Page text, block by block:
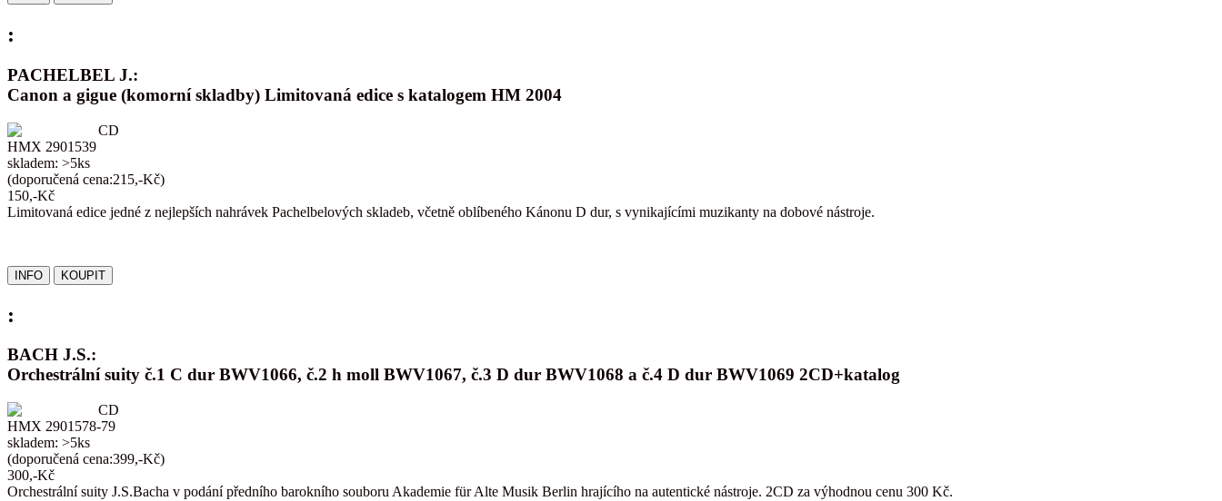
:
PACHELBEL J.:
Canon a gigue (komorní skladby) Limitovaná edice s katalogem HM 2004
CD
HMX 2901539
skladem: >5ks
(doporučená cena:215,-Kč)
150,-Kč
Limitovaná edice jedné z nejlepších nahrávek Pachelbelových skladeb, včetně oblíbeného Kánonu D dur, s vynikajícími muzikanty na dobové nástroje.
:
BACH J.S.:
Orchestrální suity č.1 C dur BWV1066, č.2 h moll BWV1067, č.3 D dur BWV1068 a č.4 D dur BWV1069 2CD+katalog
CD
HMX 2901578-79
skladem: >5ks
(doporučená cena:399,-Kč)
300,-Kč
Orchestrální suity J.S.Bacha v podání předního barokního souboru Akademie für Alte Musik Berlin hrajícího na autentické nástroje. 2CD za výhodnou cenu 300 Kč.